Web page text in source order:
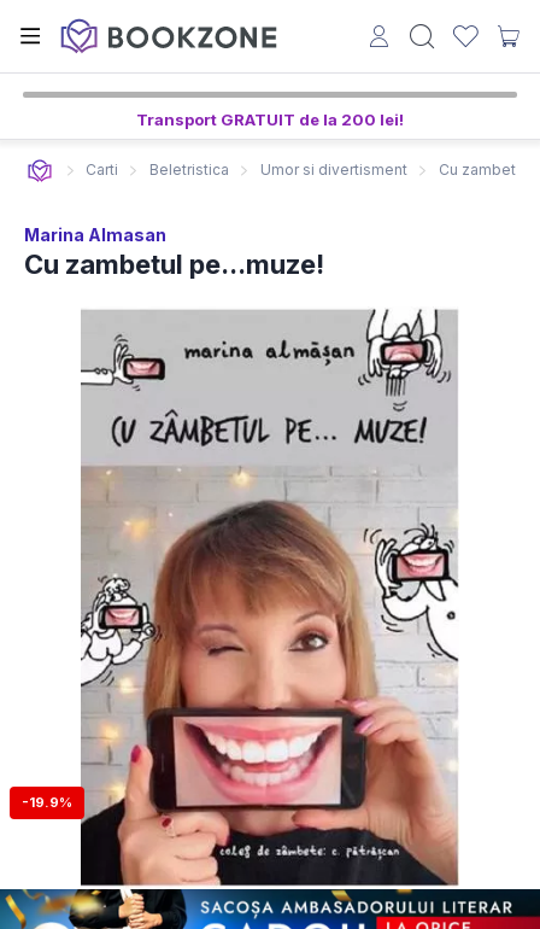
Transport GRATUIT de la 200 lei!
Carti Beletristica Umor si divertisment Cu zambetul
Marina Almasan
Cu zambetul pe...muze!
-19.9%